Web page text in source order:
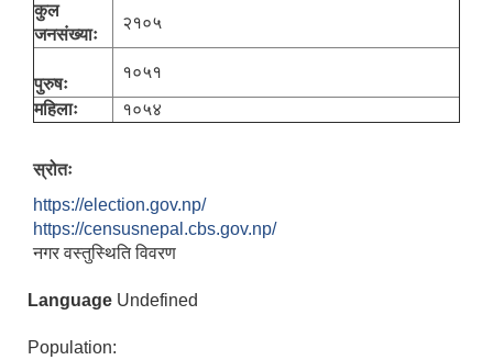
कुल
जनसंख्याः
२१०५
पुरुषः
१०५१
महिलाः
१०५४
स्रोतः
https://election.gov.np/
https://censusnepal.cbs.gov.np/
नगर वस्तुस्थिति विवरण
Language Undefined
Population: